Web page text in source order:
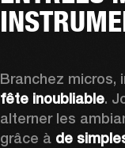
fête inoubliable.
alterner les
grâce à de